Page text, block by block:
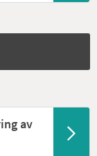
av